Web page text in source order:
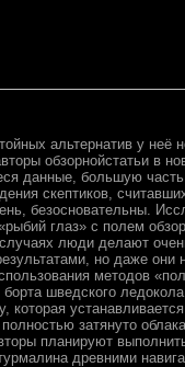
альтернатив у
обзорнойстатьи в
данные, бoльшую
скептиков,
безосновательны.
глаз» с полем
люди делают
но даже они
методов
шведского
которая
затянуто
планируют
древними